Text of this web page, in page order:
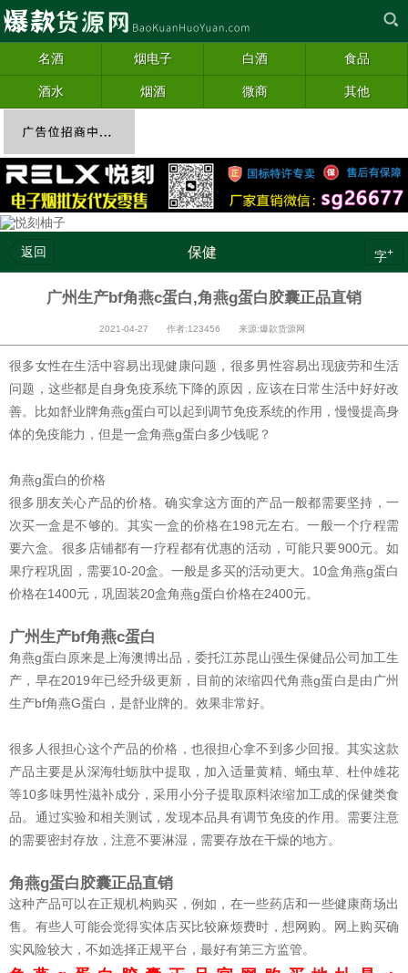
名酒 烟电子 白酒 食品
酒水 烟酒 微商 其他
返回 保健 字+
广州生产bf角燕c蛋白,角燕g蛋白胶囊正品直销
2021-04-27 作者:123456 来源:爆款货源网
很多女性在生活中容易出现健康问题，很多男性容易出现疲劳和生活
问题，这些都是自身免疫系统下降的原因，应该在日常生活中好好改
善。比如舒业牌角燕g蛋白可以起到调节免疫系统的作用，慢慢提高身
体的免疫能力，但是一盒角燕g蛋白多少钱呢？
角燕g蛋白的价格
很多朋友关心产品的价格。确实拿这方面的产品一般都需要坚持，一
次买一盒是不够的。其实一盒的价格在198元左右。一般一个疗程需
要六盒。很多店铺都有一疗程都有优惠的活动，可能只要900元。如
果疗程巩固，需要10-20盒。一般是多买的活动更大。10盒角燕g蛋白
价格在1400元，巩固装20盒角燕g蛋白价格在2400元。
广州生产bf角燕c蛋白
角燕g蛋白原来是上海澳博出品，委托江苏昆山强生保健品公司加工生
产，早在2019年已经升级更新，目前的浓缩四代角燕g蛋白是由广州
生产bf角燕G蛋白，是舒业牌的。效果非常好。
很多人很担心这个产品的价格，也很担心拿不到多少回报。其实这款
产品主要是从深海牡蛎肽中提取，加入适量黄精、蛹虫草、杜仲雄花
等10多味男性滋补成分，采用小分子提取原料浓缩加工成的保健类食
品。通过实验和相关测试，发现本品具有调节免疫的作用。需要注意
的需要密封存放，注意不要淋湿，需要存放在干燥的地方。
角燕g蛋白胶囊正品直销
这种产品可以在正规机构购买，例如，在一些药店和一些健康商场出
售。有些人可能会觉得实体店买比较麻烦费时，想网购。网上购买确
实风险较大，不如选择正规平台，最好有第三方监管。